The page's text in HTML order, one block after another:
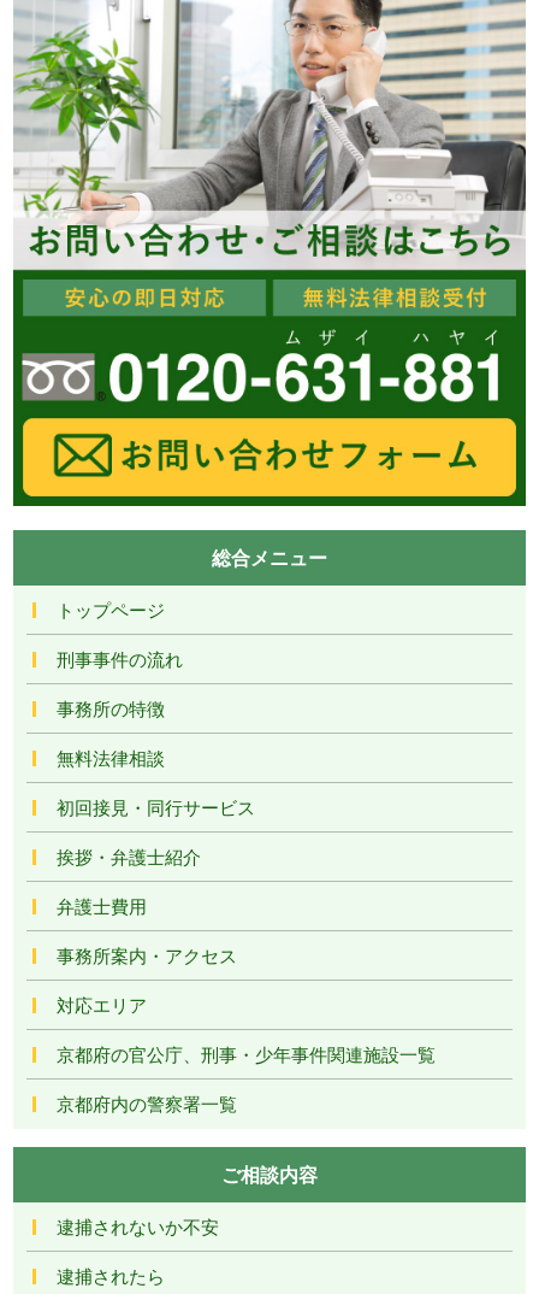
総合メニュー
トップページ
刑事事件の流れ
事務所の特徴
無料法律相談
初回接見・同行サービス
挨拶・弁護士紹介
弁護士費用
事務所案内・アクセス
対応エリア
京都府の官公庁、刑事・少年事件関連施設一覧
京都府内の警察署一覧
ご相談内容
逮捕されないか不安
逮捕されたら